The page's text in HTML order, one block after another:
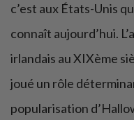
c’est aux États-Unis
connaît aujourd’hui.
irlandais au XIXème
joué un rôle
popularisation